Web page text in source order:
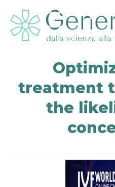
treatment
the